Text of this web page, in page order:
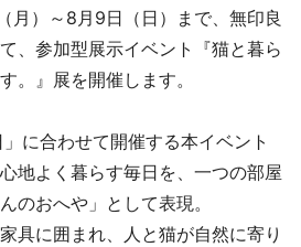
月）～8月9日（日）まで、無印良
、参加型展示イベント『猫と暮ら
。』展を開催します。
に合わせて開催する本イベント
地よく暮らす毎日を、一つの部屋
のおへや」として表現。
具に囲まれ、人と猫が自然に寄り